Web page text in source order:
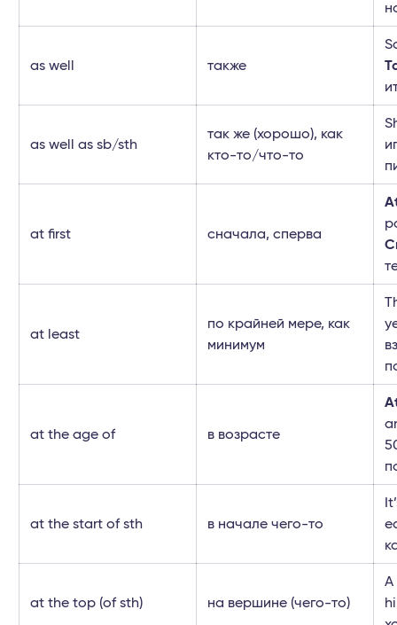
as well также
as well as sb/sth
так же (хорошо), как
кто-то/что-то
at first сначала, сперва
at least
по крайней мере, как
минимум
at the age of в возрасте
at the start of sth в начале чего-то
at the top (of sth) на вершине (чего-то)
A